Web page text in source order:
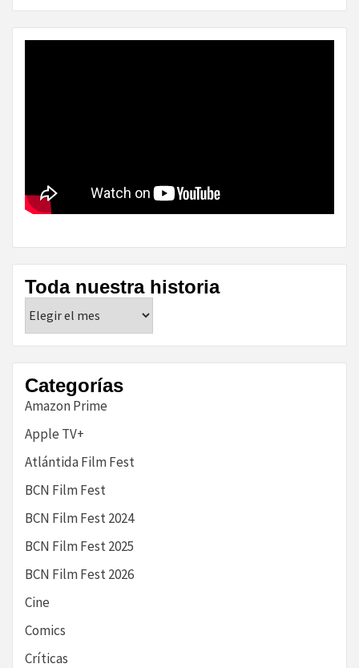
Toda nuestra historia
nuestra
historia
Categorías
Amazon Prime
Apple TV+
Atlántida Film Fest
BCN Film Fest
BCN Film Fest 2024
BCN Film Fest 2025
BCN Film Fest 2026
Cine
Comics
Críticas